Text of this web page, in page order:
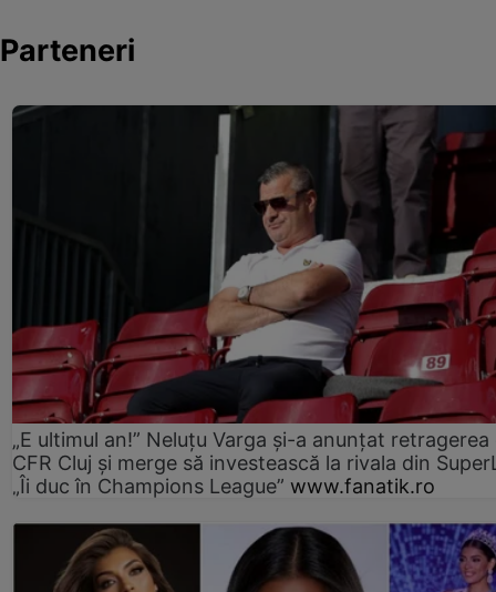
Parteneri
„E ultimul an!” Neluțu Varga și-a anunțat retragerea
CFR Cluj și merge să investească la rivala din
„Îi duc în Champions League” www.fanatik.ro